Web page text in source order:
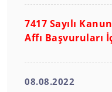
7417 Sayılı
Affı Başvuruları
08.08.2022